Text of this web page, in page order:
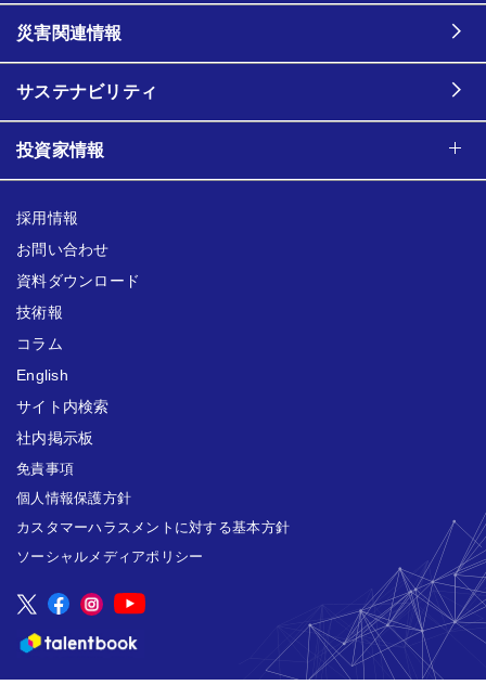
災害関連情報
サステナビリティ
投資家情報
採用情報
お問い合わせ
資料ダウンロード
技術報
コラム
English
サイト内検索
社内掲示板
免責事項
個人情報保護方針
カスタマーハラスメントに対する基本方針
ソーシャルメディアポリシー